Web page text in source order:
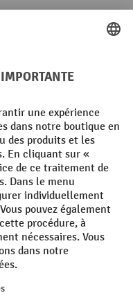
légales
de cookies
possible delivery charges,
des stocks. La remise ne
possible de le combiner
bons de réduction. | ² La
de la première inscription
pendant 10 jours et
selon la catégorie de